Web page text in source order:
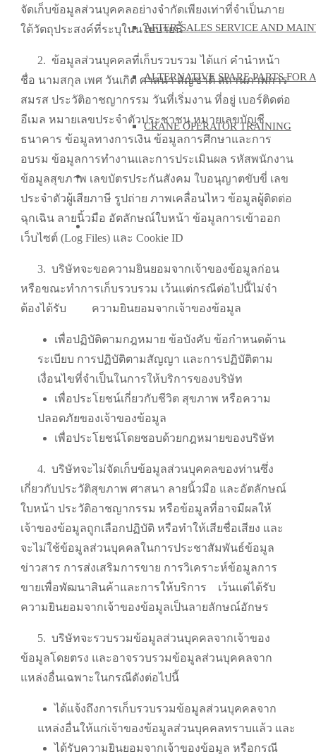
AFTER-SALES SERVICE AND
ALTERNATIVE SPARE PARTS FOR
CRANE OPERATOR TRAINING
KNOWLEDGE
CONTACT US
จัดเก็บข้อมูลส่วนบุคคลอย่างจำกัดเพียงเท่าที่จำเป็นภาย
ใต้วัตถุประสงค์ที่ระบุในนโยบายนี้
2. ข้อมูลส่วนบุคคลที่เก็บรวบรวม ได้แก่ คำนำหน้า
ชื่อ นามสกุล เพศ วันเกิด ศาสนา สัญชาติ สถานภาพการ
สมรส ประวัติอาชญากรรม วันที่เริ่มงาน ที่อยู่ เบอร์ติดต่อ
อีเมล หมายเลขประจำตัวประชาชน หมายเลขบัญชี
ธนาคาร ข้อมูลทางการเงิน ข้อมูลการศึกษาและการ
อบรม ข้อมูลการทำงานและการประเมินผล รหัสพนักงาน
ข้อมูลสุขภาพ เลขบัตรประกันสังคม ใบอนุญาตขับขี่ เลข
ประจำตัวผู้เสียภาษี รูปถ่าย ภาพเคลื่อนไหว ข้อมูลผู้ติดต่อ
ฉุกเฉิน ลายนิ้วมือ อัตลักษณ์ใบหน้า ข้อมูลการเข้าออก
เว็บไซต์ (Log Files) และ Cookie ID
3. บริษัทจะขอความยินยอมจากเจ้าของข้อมูลก่อน
หรือขณะทำการเก็บรวบรวม เว้นแต่กรณีต่อไปนี้ไม่จำ
ต้องได้รับ
ความยินยอมจากเจ้าของข้อมูล
เพื่อปฏิบัติตามกฎหมาย ข้อบังคับ ข้อกำหนดด้าน
ระเบียบ การปฏิบัติตามสัญญา และการปฏิบัติตาม
เงื่อนไขที่จำเป็นในการให้บริการของบริษัท
เพื่อประโยชน์เกี่ยวกับชีวิต สุขภาพ หรือความ
ปลอดภัยของเจ้าของข้อมูล
เพื่อประโยชน์โดยชอบด้วยกฎหมายของบริษัท
4. บริษัทจะไม่จัดเก็บข้อมูลส่วนบุคคลของท่านซึ่ง
เกี่ยวกับประวัติสุขภาพ ศาสนา ลายนิ้วมือ และอัตลักษณ์
ใบหน้า ประวัติอาชญากรรม หรือข้อมูลที่อาจมีผลให้
เจ้าของข้อมูลถูกเลือกปฏิบัติ หรือทำให้เสียชื่อเสียง และ
จะไม่ใช้ข้อมูลส่วนบุคคลในการประชาสัมพันธ์ข้อมูล
ข่าวสาร การส่งเสริมการขาย การวิเคราะห์ข้อมูลการ
ขายเพื่อพัฒนาสินค้าและการให้บริการ
เว้นแต่ได้รับ
ความยินยอมจากเจ้าของข้อมูลเป็นลายลักษณ์อักษร
5. บริษัทจะรวบรวมข้อมูลส่วนบุคคลจากเจ้าของ
ข้อมูลโดยตรง และอาจรวบรวมข้อมูลส่วนบุคคลจาก
แหล่งอื่นเฉพาะในกรณีดังต่อไปนี้
ได้แจ้งถึงการเก็บรวบรวมข้อมูลส่วนบุคคลจาก
แหล่งอื่นให้แก่เจ้าของข้อมูลส่วนบุคคลทราบแล้ว และ
ได้รับความยินยอมจากเจ้าของข้อมูล หรือกรณี